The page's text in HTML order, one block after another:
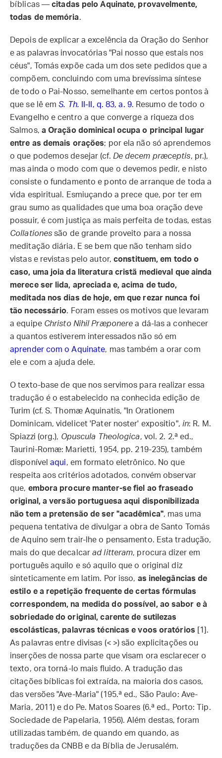
bíblicas —citadas pelo Aquinate, provavelmente,
todas de memória.
Depois de explicar a excelência da Oração do Senhor
e as palavras invocatórias "Pai nosso que estais nos
céus", Tomás expõe cada um dos sete pedidos que a
compõem, concluindo com uma brevíssima síntese
de todo o Pai-Nosso, semelhante em certos pontos à
que se lê emS. Th. II-II, q. 83, a. 9. Resumo de todo o
Evangelho e centro a que converge a riqueza dos
Salmos, a Oração dominical ocupa o principal lugar
entre as demais orações; por ela não só aprendemos
o que podemos desejar (cf. De decem præceptis, pr.),
mas ainda o modo com que o devemos pedir, e nisto
consiste o fundamento e ponto de arranque de toda a
vida espiritual. Esmiuçando a prece que, por ter em
grau sumo as qualidades que uma boa oração deve
possuir, é com justiça as mais perfeita de todas, estas
Collationes são de grande proveito para a nossa
meditação diária. E se bem que não tenham sido
vistas e revistas pelo autor,constituem, em todo o
caso, uma joia da literatura cristã medieval que ainda
merece ser lida, apreciada e, acima de tudo,
meditada nos dias de hoje, em que rezar nunca foi
tão necessário. Foram esses os motivos que levaram
a equipe Christo Nihil Præponere a dá-las a conhecer
a quantos estiverem interessados não só em
aprender com o Aquinate, mas também a orar com
ele e com a ajuda dele.
O texto-base de que nos servimos para realizar essa
tradução é o estabelecido na conhecida edição de
Turim (cf. S. Thomæ Aquinatis, "In Orationem
Dominicam, videlicet 'Pater noster' expositio", in: R. M.
Spiazzi (org.), Opuscula Theologica, vol. 2. 2.ª ed.,
Taurini-Romæ: Marietti, 1954, pp. 219-235), também
disponívelaqui, em formato eletrônico. No que
respeita aos critérios adotados, convém observar
que, embora procure manter-se fiel ao fraseado
original, a versão portuguesa aqui disponibilizada
não tem a pretensão de ser "acadêmica", mas uma
pequena tentativa de divulgar a obra de Santo Tomás
de Aquino sem trair-lhe o pensamento. Esta tradução,
mais do que decalcarad litteram, procura dizer em
português aquilo e só aquilo que o original diz
sinteticamente em latim. Por isso, as inelegâncias de
estilo e a repetição frequente de certas fórmulas
correspondem, na medida do possível, ao sabor e à
sobriedade do original, carente de sutilezas
escolásticas, palavras técnicas e voos oratórios
[1].
As palavras entre divisas (< >) são explicitações ou
inserções de nossa parte que visam ora esclarecer o
texto, ora torná-lo mais fluido. A tradução das
citações bíblicas foi extraída, na maioria dos casos,
das versões "Ave-Maria" (195.ª ed., São Paulo: Ave-
Maria, 2011) e do Pe. Matos Soares (6.ª ed., Porto: Tip.
Sociedade de Papelaria, 1956). Além destas, foram
utilizadas também, de quando em quando, as
traduções da CNBB e da Bíblia de Jerusalém.